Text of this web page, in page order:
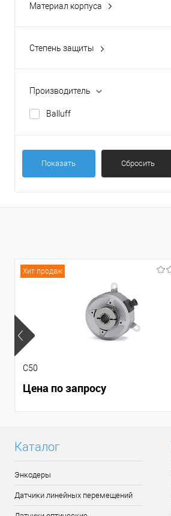
Материал корпуса
Степень защиты
Производитель
Balluff
Показать Сбросить
Хит продаж
C50
Цена по запросу
Каталог
Энкодеры
Датчики линейных перемещений